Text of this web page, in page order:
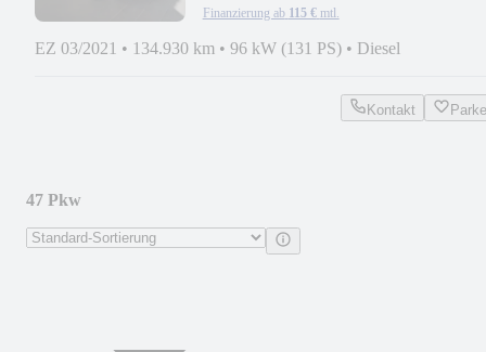
Finanzierung ab 115 € mtl.
EZ 03/2021 • 134.930 km • 96 kW (131 PS) • Diesel
Kontakt
47 Pkw